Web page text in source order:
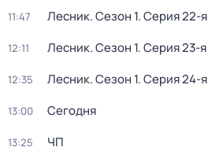
11:47 Лесник. Сезон 1. Серия 22-я
12:11 Лесник. Сезон 1. Серия 23-я
12:35 Лесник. Сезон 1. Серия 24-я
13:00 Сегодня
13:25 ЧП